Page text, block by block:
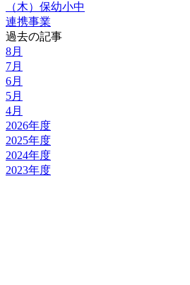
（木）保幼小中
連携事業
過去の記事
8月
7月
6月
5月
4月
2026年度
2025年度
2024年度
2023年度